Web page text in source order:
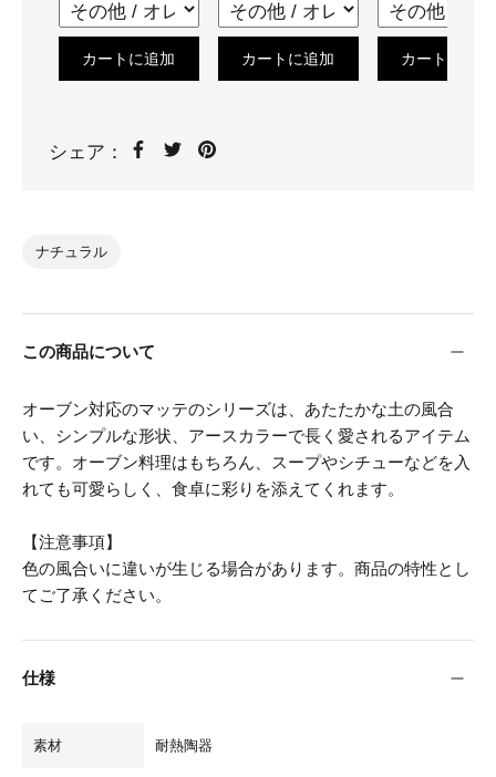
カートに追加 カートに追加 カートに追加
シェア：
ナチュラル
この商品について
オーブン対応のマッテのシリーズは、あたたかな土の風合
い、シンプルな形状、アースカラーで長く愛されるアイテム
です。オーブン料理はもちろん、スープやシチューなどを入
れても可愛らしく、食卓に彩りを添えてくれます。
【注意事項】
色の風合いに違いが生じる場合があります。商品の特性とし
てご了承ください。
仕様
素材 耐熱陶器